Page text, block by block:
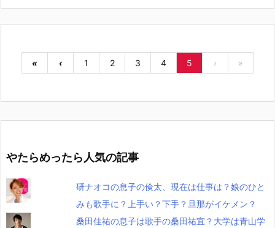
« ‹ 1 2 3 4 5 › »
やたらめったら人気の記事
研ナオコの息子の倹太、現在は仕事は？娘のひと
みも歌手に？上手い？下手？旦那がイケメン？
桑田佳祐の息子は歌手の桑田祐宜？大学は青山学